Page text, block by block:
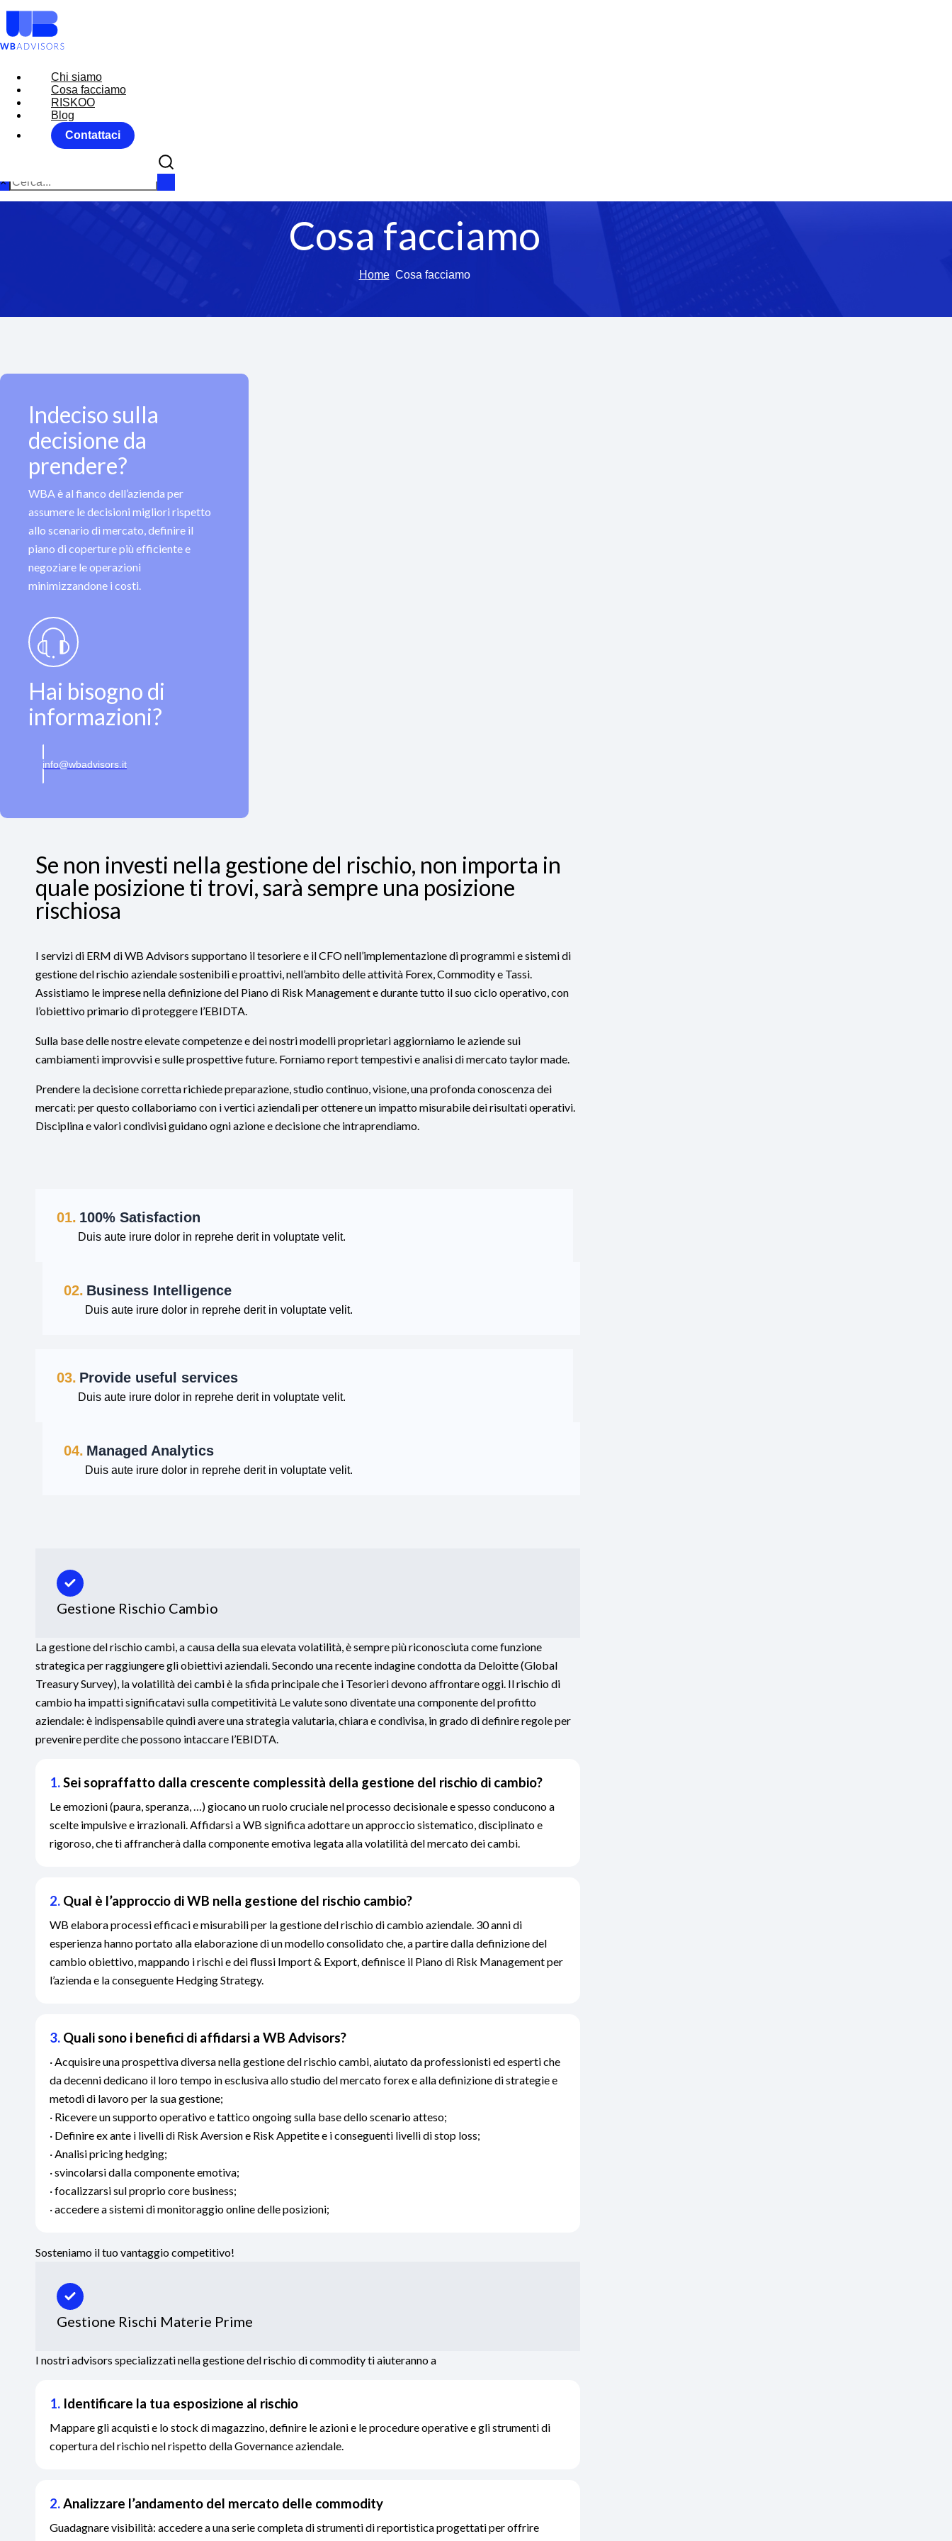
Chi siamo
Cosa facciamo
RISKOO
Blog
Contattaci
Chi siamo
Cosa facciamo
RISKOO
Blog
Contattaci
×
Cosa facciamo
Home Cosa facciamo
Indeciso sulla
decisione da
prendere?
WBA è al fianco dell’azienda per
assumere le decisioni migliori rispetto
allo scenario di mercato, definire il
piano di coperture più efficiente e
negoziare le operazioni
minimizzandone i costi.
Hai bisogno di
informazioni?
info@wbadvisors.it
Se non investi nella gestione del rischio, non importa in
quale posizione ti trovi, sarà sempre una posizione
rischiosa
I servizi di ERM di WB Advisors supportano il tesoriere e il CFO nell’implementazione di programmi e sistemi di
gestione del rischio aziendale sostenibili e proattivi, nell’ambito delle attività Forex, Commodity e Tassi.
Assistiamo le imprese nella definizione del Piano di Risk Management e durante tutto il suo ciclo operativo, con
l’obiettivo primario di proteggere l’EBIDTA.
Sulla base delle nostre elevate competenze e dei nostri modelli proprietari aggiorniamo le aziende sui
cambiamenti improvvisi e sulle prospettive future. Forniamo report tempestivi e analisi di mercato taylor made.
Prendere la decisione corretta richiede preparazione, studio continuo, visione, una profonda conoscenza dei
mercati: per questo collaboriamo con i vertici aziendali per ottenere un impatto misurabile dei risultati operativi.
Disciplina e valori condivisi guidano ogni azione e decisione che intraprendiamo.
01. 100% Satisfaction
Duis aute irure dolor in reprehe derit in voluptate velit.
02. Business Intelligence
Duis aute irure dolor in reprehe derit in voluptate velit.
03. Provide useful services
Duis aute irure dolor in reprehe derit in voluptate velit.
04. Managed Analytics
Duis aute irure dolor in reprehe derit in voluptate velit.
Gestione Rischio Cambio
La gestione del rischio cambi, a causa della sua elevata volatilità, è sempre più riconosciuta come funzione
strategica per raggiungere gli obiettivi aziendali. Secondo una recente indagine condotta da Deloitte (Global
Treasury Survey), la volatilità dei cambi è la sfida principale che i Tesorieri devono affrontare oggi. Il rischio di
cambio ha impatti significatavi sulla competitività Le valute sono diventate una componente del profitto
aziendale: è indispensabile quindi avere una strategia valutaria, chiara e condivisa, in grado di definire regole per
prevenire perdite che possono intaccare l’EBIDTA.
1.Sei sopraffatto dalla crescente complessità della gestione del rischio di cambio?
Le emozioni (paura, speranza, …) giocano un ruolo cruciale nel processo decisionale e spesso conducono a
scelte impulsive e irrazionali. Affidarsi a WB significa adottare un approccio sistematico, disciplinato e
rigoroso, che ti affrancherà dalla componente emotiva legata alla volatilità del mercato dei cambi.
2. Qual è l’approccio di WB nella gestione del rischio cambio?
WB elabora processi efficaci e misurabili per la gestione del rischio di cambio aziendale. 30 anni di
esperienza hanno portato alla elaborazione di un modello consolidato che, a partire dalla definizione del
cambio obiettivo, mappando i rischi e dei flussi Import & Export, definisce il Piano di Risk Management per
l’azienda e la conseguente Hedging Strategy.
3. Quali sono i benefici di affidarsi a WB Advisors?
· Acquisire una prospettiva diversa nella gestione del rischio cambi, aiutato da professionisti ed esperti che
da decenni dedicano il loro tempo in esclusiva allo studio del mercato forex e alla definizione di strategie e
metodi di lavoro per la sua gestione;
· Ricevere un supporto operativo e tattico ongoing sulla base dello scenario atteso;
· Definire ex ante i livelli di Risk Aversion e Risk Appetite e i conseguenti livelli di stop loss;
· Analisi pricing hedging;
· svincolarsi dalla componente emotiva;
· focalizzarsi sul proprio core business;
· accedere a sistemi di monitoraggio online delle posizioni;
Sosteniamo il tuo vantaggio competitivo!
Gestione Rischi Materie Prime
I nostri advisors specializzati nella gestione del rischio di commodity ti aiuteranno a
1. Identificare la tua esposizione al rischio
Mappare gli acquisti e lo stock di magazzino, definire le azioni e le procedure operative e gli strumenti di
copertura del rischio nel rispetto della Governance aziendale.
2.Analizzare l’andamento del mercato delle commodity
Guadagnare visibilità: accedere a una serie completa di strumenti di reportistica progettati per offrire